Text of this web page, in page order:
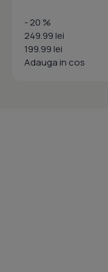
- 20 %
249.99 lei
199.99 lei
Adauga in cos